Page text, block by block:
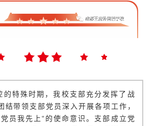
的特殊时期，我校支部充分发挥了战
结带领支部党员深入开展各项工作，
党员我先上“的使命意识。支部成立党